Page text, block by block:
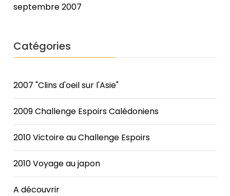
septembre 2007
Catégories
2007 "Clins d'oeil sur l'Asie"
2009 Challenge Espoirs Calédoniens
2010 Victoire au Challenge Espoirs
2010 Voyage au japon
A découvrir